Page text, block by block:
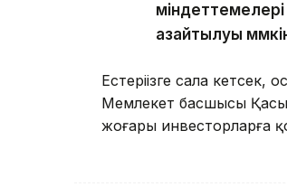
міндеттемелері
азайтылуы
Естеріңізге сала кетсек,
Мемлекет басшысы
жоғары инвесторларға